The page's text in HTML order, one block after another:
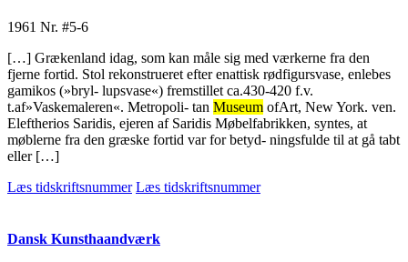
1961 Nr. #5-6
[…] Grækenland idag, som kan måle sig med værkerne fra den
fjerne fortid. Stol rekonstrueret efter enattisk rødfigursvase, enlebes
gamikos (»bryl- lupsvase«) fremstillet ca.430-420 f.v.
t.af»Vaskemaleren«. Metropoli- tan Museum ofArt, New York. ven.
Eleftherios Saridis, ejeren af Saridis Møbelfabrikken, syntes, at
møblerne fra den græske fortid var for betyd- ningsfulde til at gå tabt
eller […]
Læs tidskriftsnummer Læs tidskriftsnummer
Dansk Kunsthaandværk